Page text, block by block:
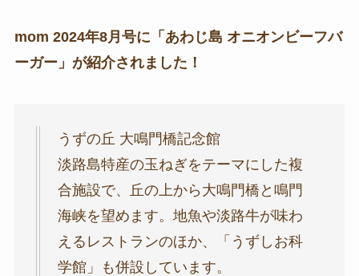
mom 2024年8月号に「あわじ島 オニオンビーフバ
ーガー」が紹介されました！
うずの丘 大鳴門橋記念館
淡路島特産の玉ねぎをテーマにした複
合施設で、丘の上から大鳴門橋と鳴門
海峡を望めます。地魚や淡路牛が味わ
えるレストランのほか、「うずしお科
学館」も併設しています。